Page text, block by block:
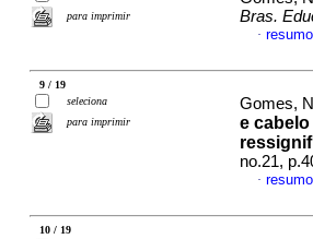
para imprimir
Bras.
·
9 / 19
seleciona
para imprimir
Gomes,
e
no.21,
·
10 / 19